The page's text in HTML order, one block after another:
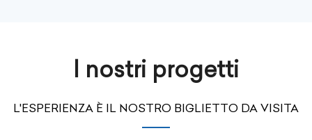
I nostri progetti
L'ESPERIENZA È IL NOSTRO BIGLIETTO DA VISITA